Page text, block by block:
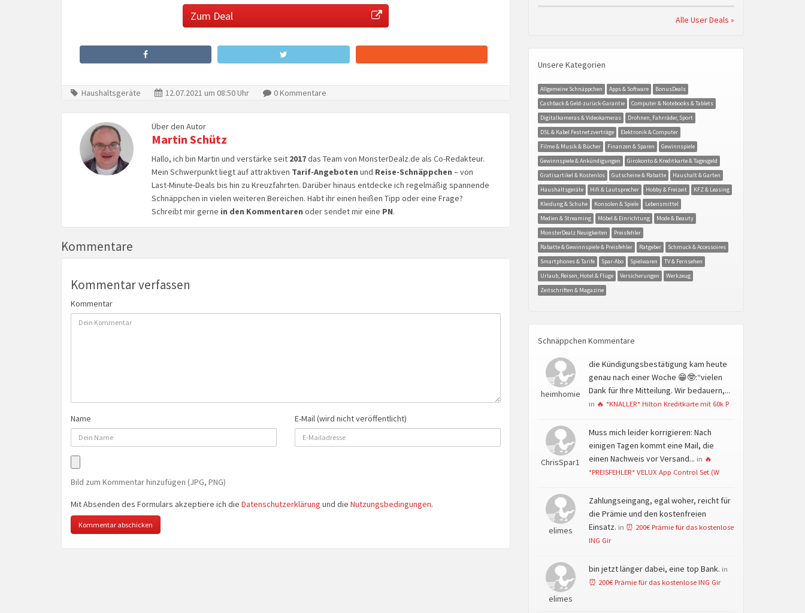
Zum Deal
Haushaltsgeräte 12.07.2021 um 08:50 Uhr 0 Kommentare
Über den Autor
Martin Schütz
Hallo, ich bin Martin und verstärke seit 2017das Team von MonsterDealz.de als Co-Redakteur.
Mein Schwerpunkt liegt auf attraktiven Tarif-Angeboten und Reise-Schnäppchen – von
Last-Minute-Deals bis hin zu Kreuzfahrten. Darüber hinaus entdecke ich regelmäßig spannende
Schnäppchen in vielen weiteren Bereichen. Habt ihr einen heißen Tipp oder eine Frage?
Schreibt mir gerne in den Kommentaren oder sendet mir eine PN.
Kommentare
Kommentar verfassen
Kommentar
Name E-Mail (wird nicht veröffentlicht)
Bild zum Kommentar hinzufügen (JPG, PNG)
Mit Absenden des Formulars akzeptiere ich die Datenschutzerklärung und die Nutzungsbedingungen.
Alle User Deals »
Unsere Kategorien
Allgemeine Schnäppchen Apps & Software
BonusDeals
Cashback & Geld-zurück-Garantie
Computer & Notebooks & Tablets
Digitalkameras & Videokameras
Drohnen, Fahrräder, Sport
DSL & Kabel Festnetzverträge
Elektronik & Computer
Filme & Musik & Bücher
Finanzen & Sparen
Gewinnspiele
Gewinnspiele & Ankündigungen
Girokonto & Kreditkarte & Tagesgeld
Gratisartikel & Kostenlos
Gutscheine & Rabatte
Haushalt & Garten
Haushaltsgeräte
Hifi & Lautsprecher Hobby & Freizeit
KFZ & Leasing
Kleidung & Schuhe
Konsolen & Spiele
Lebensmittel
Medien & Streaming
Möbel & Einrichtung
Mode & Beauty
MonsterDealz Neuigkeiten
Preisfehler
Rabatte & Gewinnspiele & Preisfehler
Ratgeber
Schmuck & Accessoires
Smartphones & Tarife
Spar-Abo Spielwaren
TV & Fernsehen
Urlaub, Reisen, Hotel & Flüge
Versicherungen
Werkzeug
Zeitschriften & Magazine
Schnäppchen Kommentare
heimhomie
die Kündigungsbestätigung kam heute
genau nach einer Woche 😁🤓:“vielen
Dank für Ihre Mitteilung. Wir bedauern,...
in 🔥 *KNALLER* Hilton Kreditkarte mit 60k P
ChrisSpar1
Muss mich leider korrigieren: Nach
einigen Tagen kommt eine Mail, die
einen Nachweis vor Versand... in 🔥
*PREISFEHLER* VELUX App Control Set (W
elimes
Zahlungseingang, egal woher, reicht für
die Prämie und den kostenfreien
Einsatz. in ⏰ 200€ Prämie für das kostenlose
ING Gir
elimes
bin jetzt länger dabei, eine top Bank. in
⏰ 200€ Prämie für das kostenlose ING Gir